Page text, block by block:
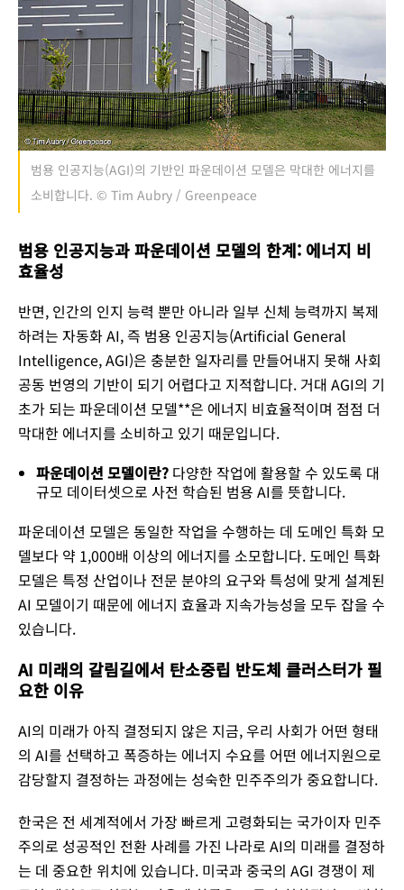
범용 인공지능(AGI)의 기반인 파운데이션 모델은 막대한 에너지를
소비합니다. © Tim Aubry / Greenpeace
범용 인공지능과 파운데이션 모델의 한계: 에너지 비
효율성
반면, 인간의 인지 능력 뿐만 아니라 일부 신체 능력까지 복제
하려는 자동화 AI, 즉 범용 인공지능(Artificial General
Intelligence, AGI)은 충분한 일자리를 만들어내지 못해 사회
공동 번영의 기반이 되기 어렵다고 지적합니다. 거대 AGI의 기
초가 되는 파운데이션 모델**은 에너지 비효율적이며 점점 더
막대한 에너지를 소비하고 있기 때문입니다.
파운데이션 모델이란? 다양한 작업에 활용할 수 있도록 대
규모 데이터셋으로 사전 학습된 범용 AI를 뜻합니다.
파운데이션 모델은 동일한 작업을 수행하는 데 도메인 특화 모
델보다 약 1,000배 이상의 에너지를 소모합니다. 도메인 특화
모델은 특정 산업이나 전문 분야의 요구와 특성에 맞게 설계된
AI 모델이기 때문에 에너지 효율과 지속가능성을 모두 잡을 수
있습니다.
AI 미래의 갈림길에서 탄소중립 반도체 클러스터가 필
요한 이유
AI의 미래가 아직 결정되지 않은 지금, 우리 사회가 어떤 형태
의 AI를 선택하고 폭증하는 에너지 수요를 어떤 에너지원으로
감당할지 결정하는 과정에는 성숙한 민주주의가 중요합니다.
​한국은 전 세계적에서 가장 빠르게 고령화되는 국가이자 민주
주의로 성공적인 전환 사례를 가진 나라로 AI의 미래를 결정하
는 데 중요한 위치에 있습니다. ​미국과 중국의 AGI 경쟁이 제